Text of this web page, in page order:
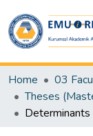
Home